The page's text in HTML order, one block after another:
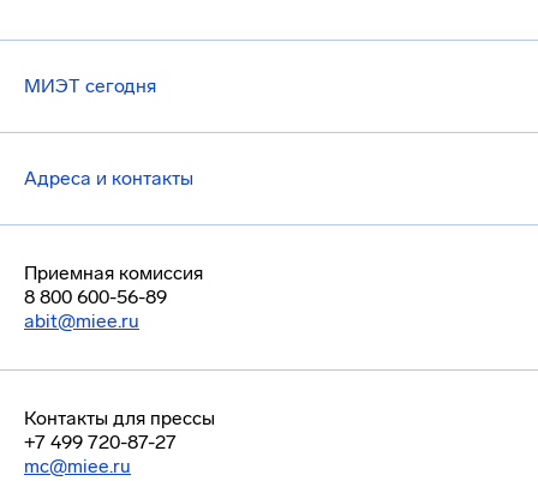
МИЭТ сегодня
Адреса и контакты
Приемная комиссия
8 800 600-56-89
abit@miee.ru
Контакты для прессы
+7 499 720-87-27
mc@miee.ru